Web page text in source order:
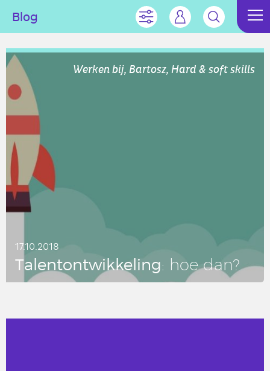
Blog
Werken bij, Bartosz, Hard & soft skills
17.10.2018
Ta­len­t­ont­wik­ke­ling: hoe dan?